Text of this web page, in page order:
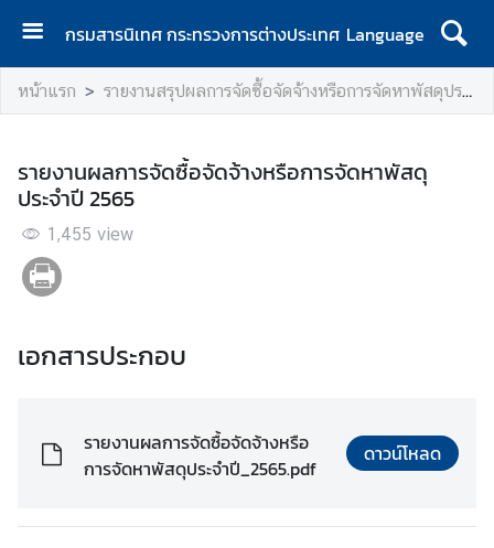
กรมสารนิเทศ กระทรวงการต่างประเทศ Language
ห
น้
ร
ก
เ
กี่
กั
ร
ม
ข่
หน้าแรก รายงานสรุปผลการจัดซื้อจัดจ้างหรือการจัดหาพัสดุประจำปี
รายงานผลการจัดซื้อจัดจ้างหรือการจัดหาพัสดุ
ประจำปี 2565
1,455 view
เอกสารประกอบ
รายงานผลการจัดซื้อจัดจ้างหรือ
การจัดหาพัสดุประจำปี_2565.pdf
ดาวน์โหลด